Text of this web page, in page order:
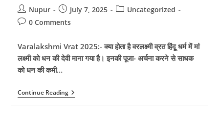
Post
author:
Nupur
Post
published:
July 7, 2025
PostUncategorized
Post0 Comments
Varalakshmi Vrat 2025:- क्या होता है वरलक्ष्मी व्रत हिंदू धर्म में मां
लक्ष्मी को धन की देवी माना गया है। इनकी पूजा- अर्चना करने से साधक
को धन की कमी…
Continue ReadingVaralakshmi
Vrat